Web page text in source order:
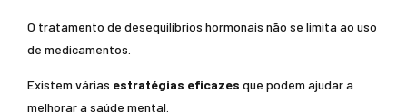
O tratamento de desequilíbrios hormonais não se limita ao uso
de medicamentos.
Existem várias estratégias eficazes que podem ajudar a
melhorar a saúde mental.